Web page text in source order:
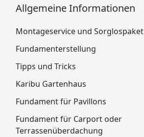
Allgemeine Informationen
Montageservice und Sorglospaket
Fundamenterstellung
Tipps und Tricks
Karibu Gartenhaus
Fundament für Pavillons
Fundament für Carport oder
Terrassenüberdachung